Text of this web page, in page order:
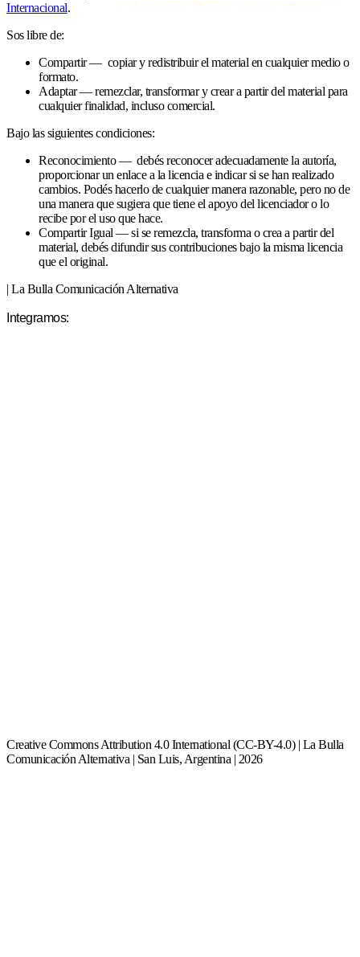
Internacional.
Sos libre de:
Compartir — copiar y redistribuir el material en cualquier medio o
formato.
Adaptar — remezclar, transformar y crear a partir del material para
cualquier finalidad, incluso comercial.
Bajo las siguientes condiciones:
Reconocimiento — debés reconocer adecuadamente la autoría,
proporcionar un enlace a la licencia e indicar si se han realizado
cambios. Podés hacerlo de cualquier manera razonable, pero no de
una manera que sugiera que tiene el apoyo del licenciador o lo
recibe por el uso que hace.
Compartir Igual — si se remezcla, transforma o crea a partir del
material, debés difundir sus contribuciones bajo la misma licencia
que el original.
| La Bulla Comunicación Alternativa
Integramos:
Creative Commons Attribution 4.0 International (CC-BY-4.0) | La Bulla
Comunicación Alternativa | San Luis, Argentina | 2026